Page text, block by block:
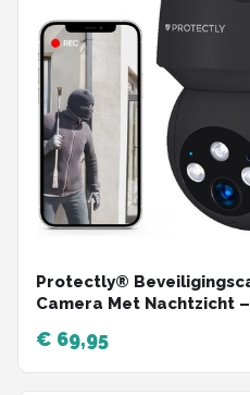
Protectly®
Camera Met Nachtzicht
Security camera - 3K HD
Incl. 64GB SD - Zwart
€ 69,95